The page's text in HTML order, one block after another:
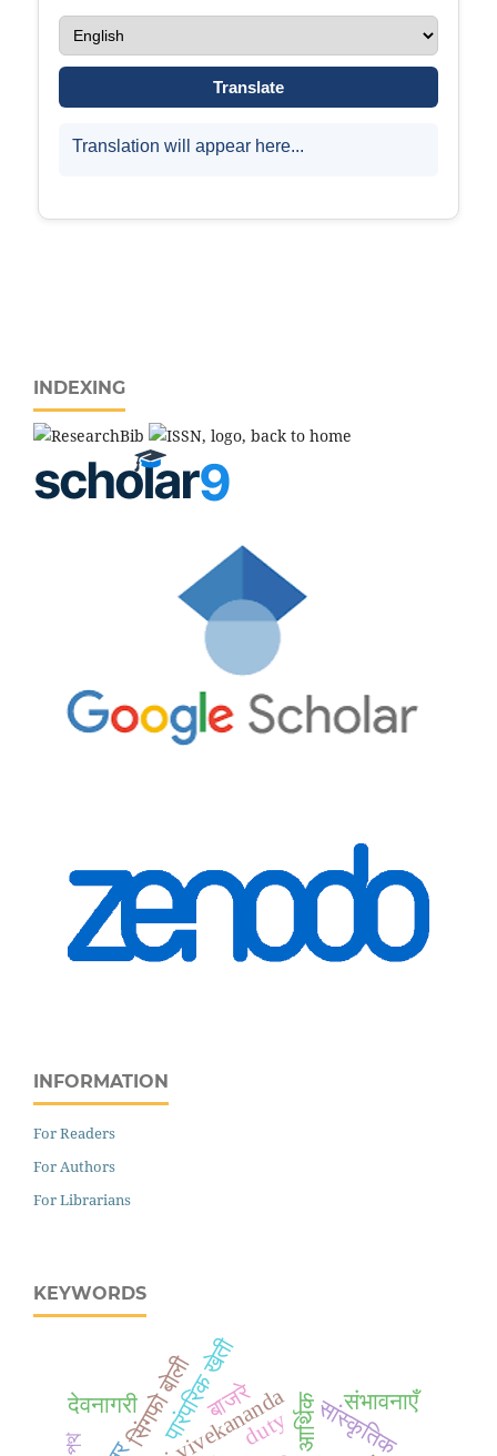
INDEXING
INFORMATION
For Readers
For Authors
For Librarians
KEYWORDS
duty
पारंपरिक खेती आर्थिकसांस्कृतिक
बाजरे
सिंगफो बोली
देवनागरी संभावनाएँ